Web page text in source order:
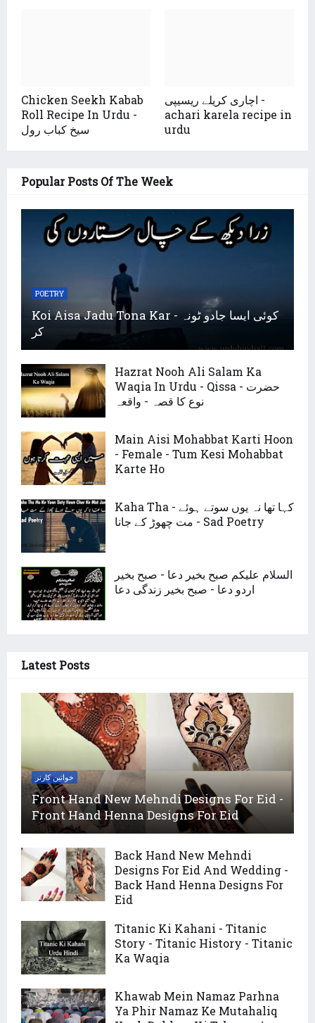
Chicken Seekh Kabab
Roll Recipe In Urdu -
سیخ کباب رول
اچاری کریلے ریسیپی -
achari karela recipe in
urdu
Popular Posts Of The Week
POETRY
Koi Aisa Jadu Tona Kar - کوئی ایسا جادو ٹونہ
کر
Hazrat Nooh Ali Salam Ka
Waqia In Urdu - Qissa - حضرت
نوع کا قصہ - واقعہ
Main Aisi Mohabbat Karti Hoon
- Female - Tum Kesi Mohabbat
Karte Ho
Kaha Tha - کہا تھا نہ یوں سوتے ہوئے
مت چھوڑ کے جانا - Sad Poetry
السلام علیکم صبح بخیر دعا - صبح بخیر
اردو دعا - صبح بخیر زندگی دعا
Latest Posts
خواتین کارنر
Front Hand New Mehndi Designs For Eid -
Front Hand Henna Designs For Eid
Back Hand New Mehndi
Designs For Eid And Wedding -
Back Hand Henna Designs For
Eid
Titanic Ki Kahani - Titanic
Story - Titanic History - Titanic
Ka Waqia
Khawab Mein Namaz Parhna
Ya Phir Namaz Ke Mutahaliq